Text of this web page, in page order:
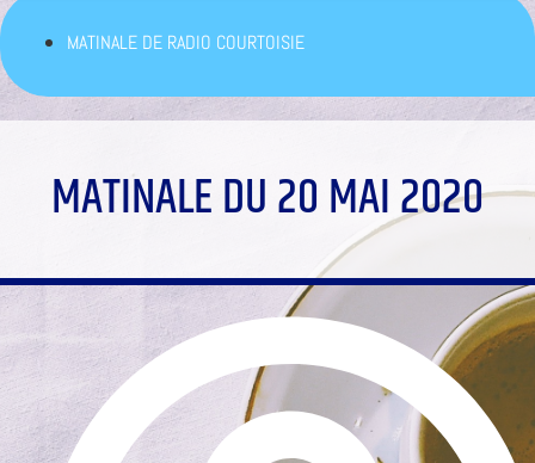
MATINALE DE RADIO COURTOISIE
MATINALE DU 20 MAI 2020